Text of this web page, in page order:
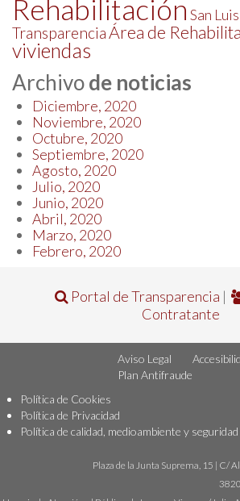
Rehabilitación San
TransparenciaÁrea de
viviendas
Archivode noticias
Diciembre, 2020
Noviembre, 2020
Octubre, 2020
Septiembre, 2020
Agosto, 2020
Julio, 2020
Junio, 2020
Abril, 2020
Marzo, 2020
Febrero, 2020
Portal de Transparencia |
Contratante
Aviso Legal
Plan Antifraude
Política de Cookies
Política de Privacidad
Política de calidad, medioambiente y
Plaza de la Junta Suprema, 15 | C/